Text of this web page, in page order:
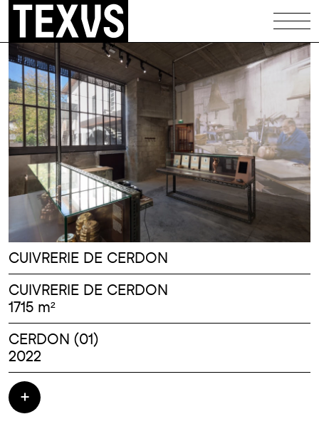
Équipements Patrimoine
Logements Maisons
Illustrations
Codex
Infos
Contact
CUIVRERIE DE CERDON
CUIVRERIE DE CERDON
1715 m²
CERDON (01)
2022
Restructuration du musée de la Cuivrerie de
CERDON - Création d'un batiment d'Accueil